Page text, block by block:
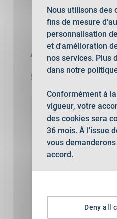
Adresse du lieu
52 Rue Sommeiller
Nous utilisons des
fins de mesure
personnalisation
et d'amélioration
nos services. Plus
dans notre
Conformément à
vigueur, votre
des cookies sera
36 mois. À l'issue
vous
accord.
Deny all